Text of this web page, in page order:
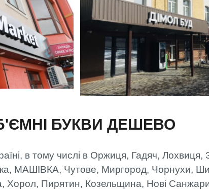
БУКВИ ДЕШЕВО
в тому числі в Оржиця, Гадяч, Лохвиця,
МАШІВКА, Чутове, Миргород, Чорнухи,
Хорол, Пирятин, Козельщина, Нові